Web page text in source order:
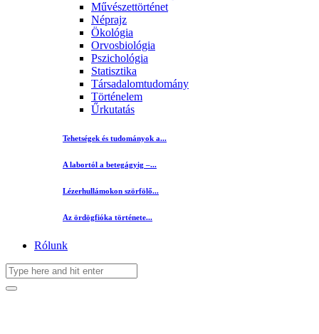
Művészettörténet
Néprajz
Ökológia
Orvosbiológia
Pszichológia
Statisztika
Társadalomtudomány
Történelem
Űrkutatás
Tehetségek és tudományok a...
A labortól a betegágyig –...
Lézerhullámokon szörfölő...
Az ördögfióka története...
Rólunk